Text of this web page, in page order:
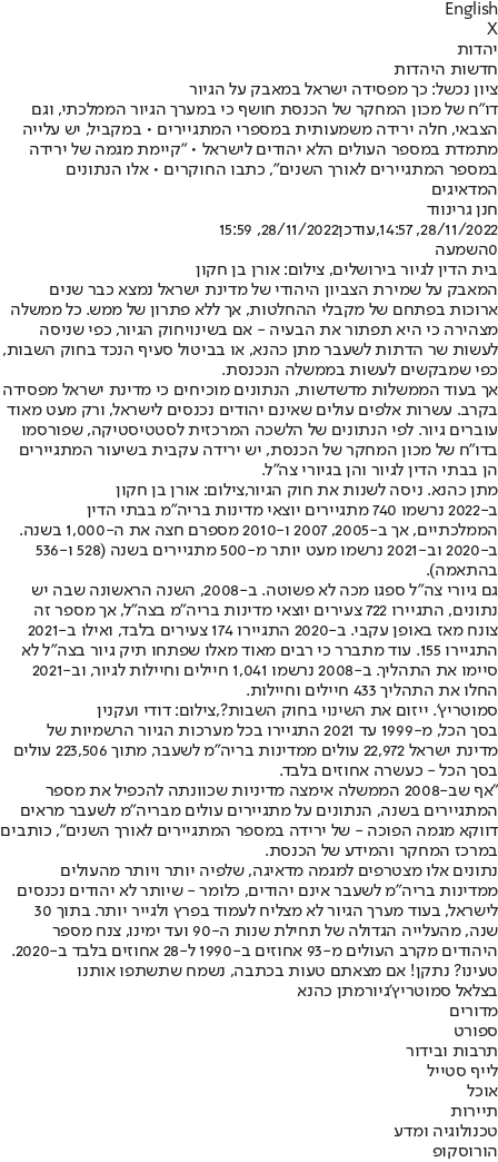
English
X
יהדות
חדשות היהדות
ציון נכשל: כך מפסידה ישראל במאבק על הגיור
דו"ח של מכון המחקר של הכנסת חושף כי במערך הגיור הממלכתי, וגם
הצבאי, חלה ירידה משמעותית במספרי המתגיירים • במקביל, יש עלייה
מתמדת במספר העולים הלא יהודים לישראל • "קיימת מגמה של ירידה
במספר המתגיירים לאורך השנים", כתבו החוקרים • אלו הנתונים
המדאיגים
חנן גרינווד
28/11/2022, 14:57
,עודכן28/11/2022, 15:59
0השמעה
בית הדין לגיור בירושלים, צילום: אורן בן חקון
המאבק על שמירת הצביון היהודי של מדינת ישראל נמצא כבר שנים
ארוכות בפתחם של מקבלי ההחלטות, אך ללא פתרון של ממש. כל ממשלה
מצהירה כי היא תפתור את הבעיה - אם בשינויחוק הגיור, כפי שניסה
לעשות שר הדתות לשעבר מתן כהנא, או בביטול סעיף הנכד בחוק השבות,
כפי שמבקשים לעשות בממשלה הנכנסת.
אך בעוד הממשלות מדשדשות, הנתונים מוכיחים כי מדינת ישראל מפסידה
בקרב. עשרות אלפים עולים שאינם יהודים נכנסים לישראל, ורק מעט מאוד
עוברים גיור. לפי הנתונים של הלשכה המרכזית לסטטיסטיקה, שפורסמו
בדו"ח של מכון המחקר של הכנסת, יש ירידה עקבית בשיעור המתגיירים
הן בבתי הדין לגיור והן בגיורי צה"ל.
מתן כהנא. ניסה לשנות את חוק הגיור,צילום: אורן בן חקון
ב-2022 נרשמו 740 מתגיירים יוצאי מדינות בריה"מ בבתי הדין
הממלכתיים, אך ב-2005, 2007 ו-2010 מספרם חצה את ה-1,000 בשנה.
ב-2020 וב-2021 נרשמו מעט יותר מ-500 מתגיירים בשנה (528 ו-536
בהתאמה).
גם גיורי צה"ל ספגו מכה לא פשוטה. ב-2008, השנה הראשונה שבה יש
נתונים, התגיירו 722 צעירים יוצאי מדינות בריה"מ בצה"ל, אך מספר זה
צונח מאז באופן עקבי. ב-2020 התגיירו 174 צעירים בלבד, ואילו ב-2021
התגיירו 155. עוד מתברר כי רבים מאוד מאלו שפתחו תיק גיור בצה"ל לא
סיימו את התהליך. ב-2008 נרשמו 1,041 חיילים וחיילות לגיור, וב-2021
החלו את התהליך 433 חיילים וחיילות.
סמוטריץ'. ייזום את השינוי בחוק השבות?,צילום: דודי ועקנין
בסך הכל, מ-1999 עד 2021 התגיירו בכל מערכות הגיור הרשמיות של
מדינת ישראל 22,972 עולים ממדינות בריה"מ לשעבר, מתוך 223,506 עולים
בסך הכל - כעשרה אחוזים בלבד.
"אף שב-2008 הממשלה אימצה מדיניות שכוונתה להכפיל את מספר
המתגיירים בשנה, הנתונים על מתגיירים עולים מבריה"מ לשעבר מראים
דווקא מגמה הפוכה - של ירידה במספר המתגיירים לאורך השנים", כותבים
במרכז המחקר והמידע של הכנסת.
נתונים אלו מצטרפים למגמה מדאיגה, שלפיה יותר ויותר מהעולים
ממדינות בריה"מ לשעבר אינם יהודים, כלומר - שיותר לא יהודים נכנסים
לישראל, בעוד מערך הגיור לא מצליח לעמוד בפרץ ולגייר יותר. בתוך 30
שנה, מהעלייה הגדולה של תחילת שנות ה-90 ועד ימינו, צנח מספר
היהודים מקרב העולים מ-93 אחוזים ב-1990 ל-28 אחוזים בלבד ב-2020.
טעינו? נתקן! אם מצאתם טעות בכתבה, נשמח שתשתפו אותנו
בצלאל סמוטריץ'גיורמתן כהנא
מדורים
ספורט
תרבות ובידור
לייף סטייל
אוכל
תיירות
טכנולוגיה ומדע
הורוסקופ